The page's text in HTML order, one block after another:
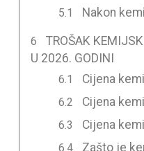
Nakon
TROŠAK
U 2026. GODINI
Cijena
Cijena
Cijena
Zašto je